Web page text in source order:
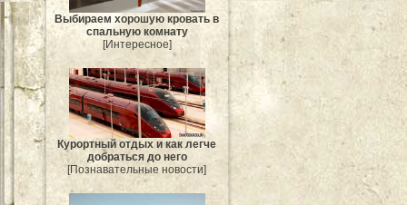
Выбираем хорошую кровать в
спальную комнату
[Интересное]
Курортный отдых и как легче
добраться до него
[Познавательные новости]